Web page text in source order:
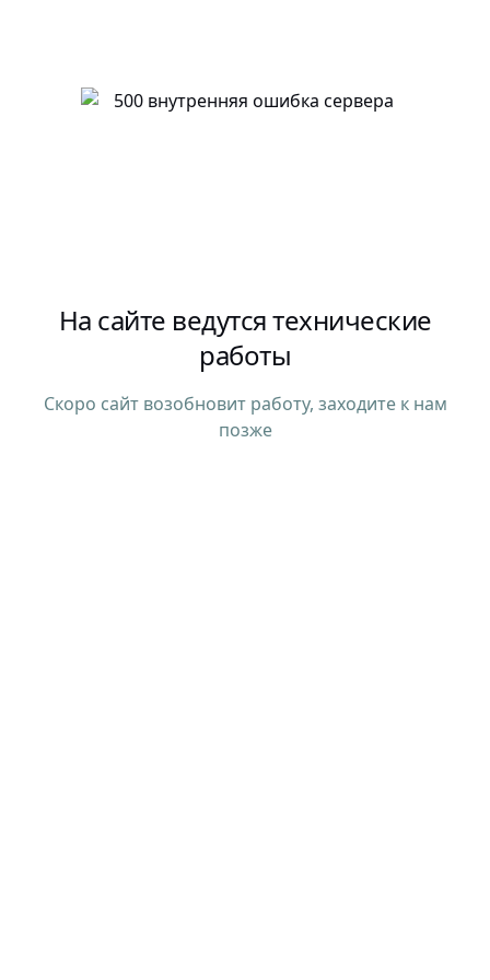
На сайте ведутся технические
работы
Скоро сайт возобновит работу, заходите к нам
позже